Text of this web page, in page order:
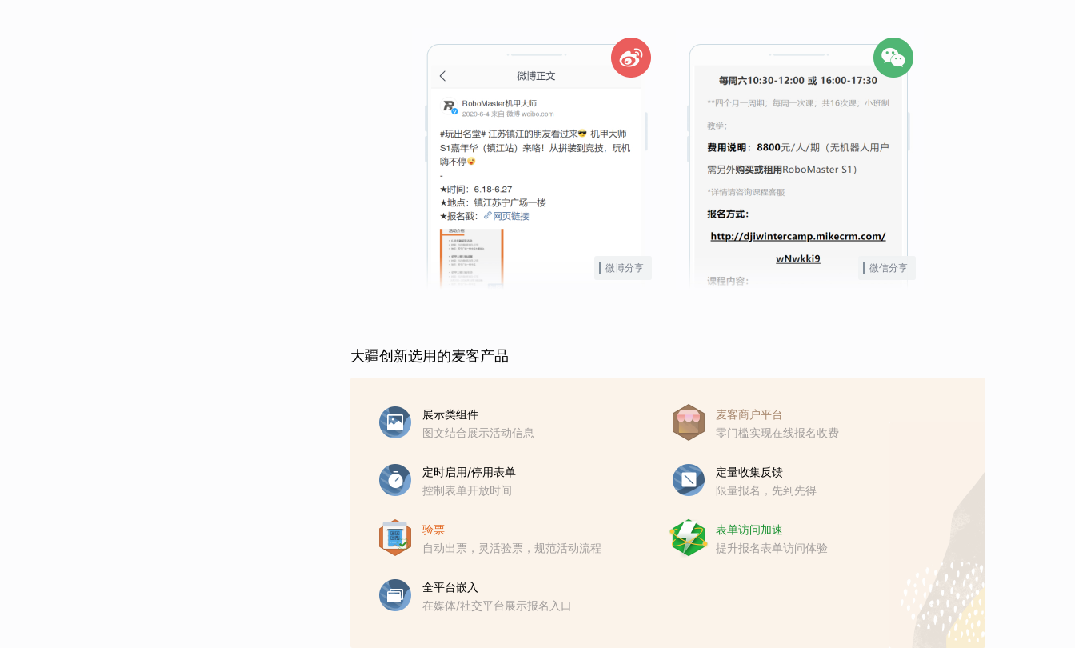
微博分享 微信分享
大疆创新选用的麦客产品
展示类组件
图文结合展示活动信息
麦客商户平台
零门槛实现在线报名收费
定时启用/停用表单
控制表单开放时间
定量收集反馈
限量报名，先到先得
验票
自动出票，灵活验票，规范活动流程
表单访问加速
提升报名表单访问体验
全平台嵌入
在媒体/社交平台展示报名入口